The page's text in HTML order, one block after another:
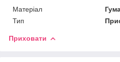
Матеріал
Тип
Приховати